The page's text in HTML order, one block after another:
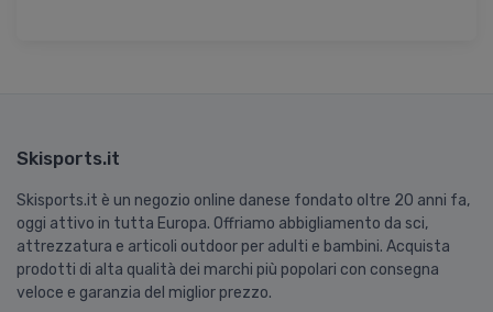
Skisports.it
Skisports.it è un negozio online danese fondato oltre 20 anni fa,
oggi attivo in tutta Europa. Offriamo abbigliamento da sci,
attrezzatura e articoli outdoor per adulti e bambini. Acquista
prodotti di alta qualità dei marchi più popolari con consegna
veloce e garanzia del miglior prezzo.